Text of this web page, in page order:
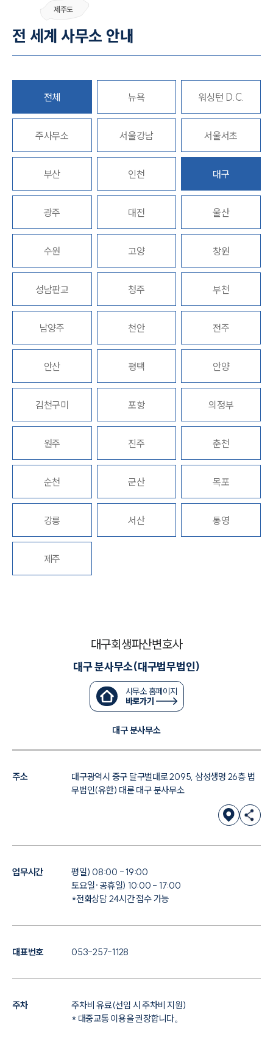
그룹소개
대륜의 강점
오시는 길
고객의 소리
통합검색
AI대륜
업무사례
사례분석/최신동향
법률정보
법률지식인
고객후기
업무분야
전체
구성원 소개
소식/자료
언론보도
공지사항
법률 블로그
법률서식
세미나
대륜법률상담예약
제주도
전 세계 사무소 안내
전체 뉴욕 워싱턴 D.C.
주사무소 서울강남 서울서초
부산 인천 대구
광주 대전 울산
수원 고양 창원
성남판교 청주 부천
남양주 천안 전주
안산 평택 안양
김천구미 포항 의정부
원주 진주 춘천
순천 군산 목포
강릉 서산 통영
제주
대구회생파산변호사
대구 분사무소(대구법무법인)
사무소 홈페이지
바로가기
대구 분사무소
주소
대구광역시 중구 달구벌대로 2095, 삼성생명 26층 법
무법인(유한) 대륜 대구 분사무소
업무시간
평일) 08:00 - 19:00
토요일·공휴일) 10:00 - 17:00
*전화상담 24시간 접수 가능
대표번호 053-257-1128
주차
주차비 유료(선임 시 주차비 지원)
* 대중교통 이용을 권장합니다。